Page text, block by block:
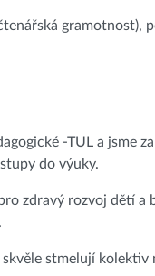
gramotnost),
-TUL a jsme
do výuky.
zdravý rozvoj dětí a
stmelují kolektiv